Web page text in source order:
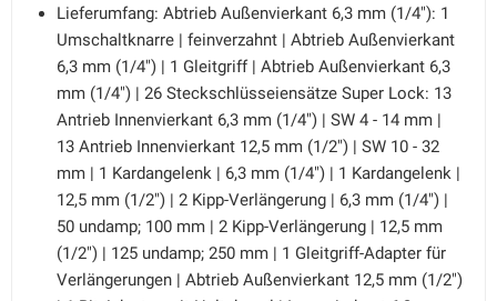
Lieferumfang: Abtrieb Außenvierkant 6,3 mm (1/4"): 1
Umschaltknarre | feinverzahnt | Abtrieb Außenvierkant
6,3 mm (1/4") | 1 Gleitgriff | Abtrieb Außenvierkant 6,3
mm (1/4") | 26 Steckschlüsseiensätze Super Lock: 13
Antrieb Innenvierkant 6,3 mm (1/4") | SW 4 - 14 mm |
13 Antrieb Innenvierkant 12,5 mm (1/2") | SW 10 - 32
mm | 1 Kardangelenk | 6,3 mm (1/4") | 1 Kardangelenk |
12,5 mm (1/2") | 2 Kipp-Verlängerung | 6,3 mm (1/4") |
50 undamp; 100 mm | 2 Kipp-Verlängerung | 12,5 mm
(1/2") | 125 undamp; 250 mm | 1 Gleitgriff-Adapter für
Verlängerungen | Abtrieb Außenvierkant 12,5 mm (1/2")